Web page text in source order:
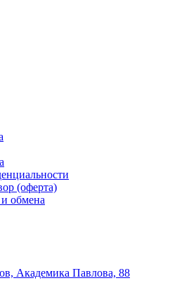
(оферта)
и обмена
Академика Павлова, 88